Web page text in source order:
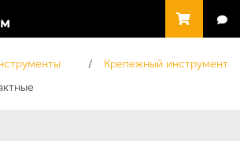
Крепежный инструмент